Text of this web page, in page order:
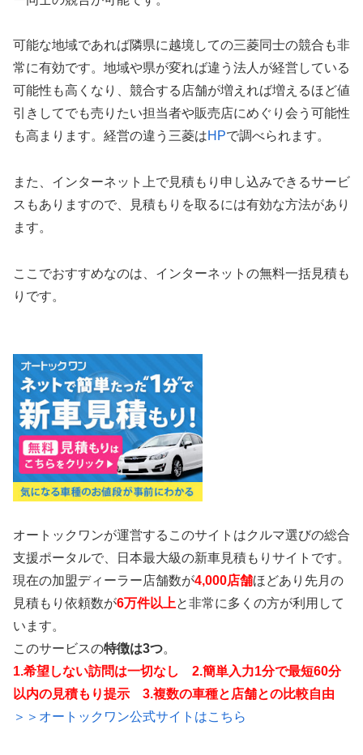
可能な地域であれば隣県に越境しての三菱同士の競合も非
常に有効です。地域や県が変れば違う法人が経営している
可能性も高くなり、競合する店舗が増えれば増えるほど値
引きしてでも売りたい担当者や販売店にめぐり会う可能性
も高まります。経営の違う三菱はHPで調べられます。
また、インターネット上で見積もり申し込みできるサービ
スもありますので、見積もりを取るには有効な方法があり
ます。
ここでおすすめなのは、インターネットの無料一括見積も
りです。
オートックワンが運営するこのサイトはクルマ選びの総合
支援ポータルで、日本最大級の新車見積もりサイトです。
現在の加盟ディーラー店舗数が4,000店舗ほどあり先月の
見積もり依頼数が6万件以上と非常に多くの方が利用して
います。
このサービスの特徴は3つ。
1.希望しない訪問は一切なし 2.簡単入力1分で最短60分
以内の見積もり提示 3.複数の車種と店舗との比較自由
＞＞オートックワン公式サイトはこちら